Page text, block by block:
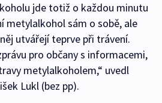
jde totiž o každou minutu
metylalkohol sám o sobě, ale
utvářejí teprve při trávení.
pro občany s informacemi,
metylalkoholem,“ uvedl
Lukl (bez pp).